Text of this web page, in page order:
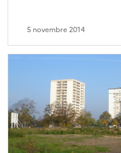
5 novembre 2014